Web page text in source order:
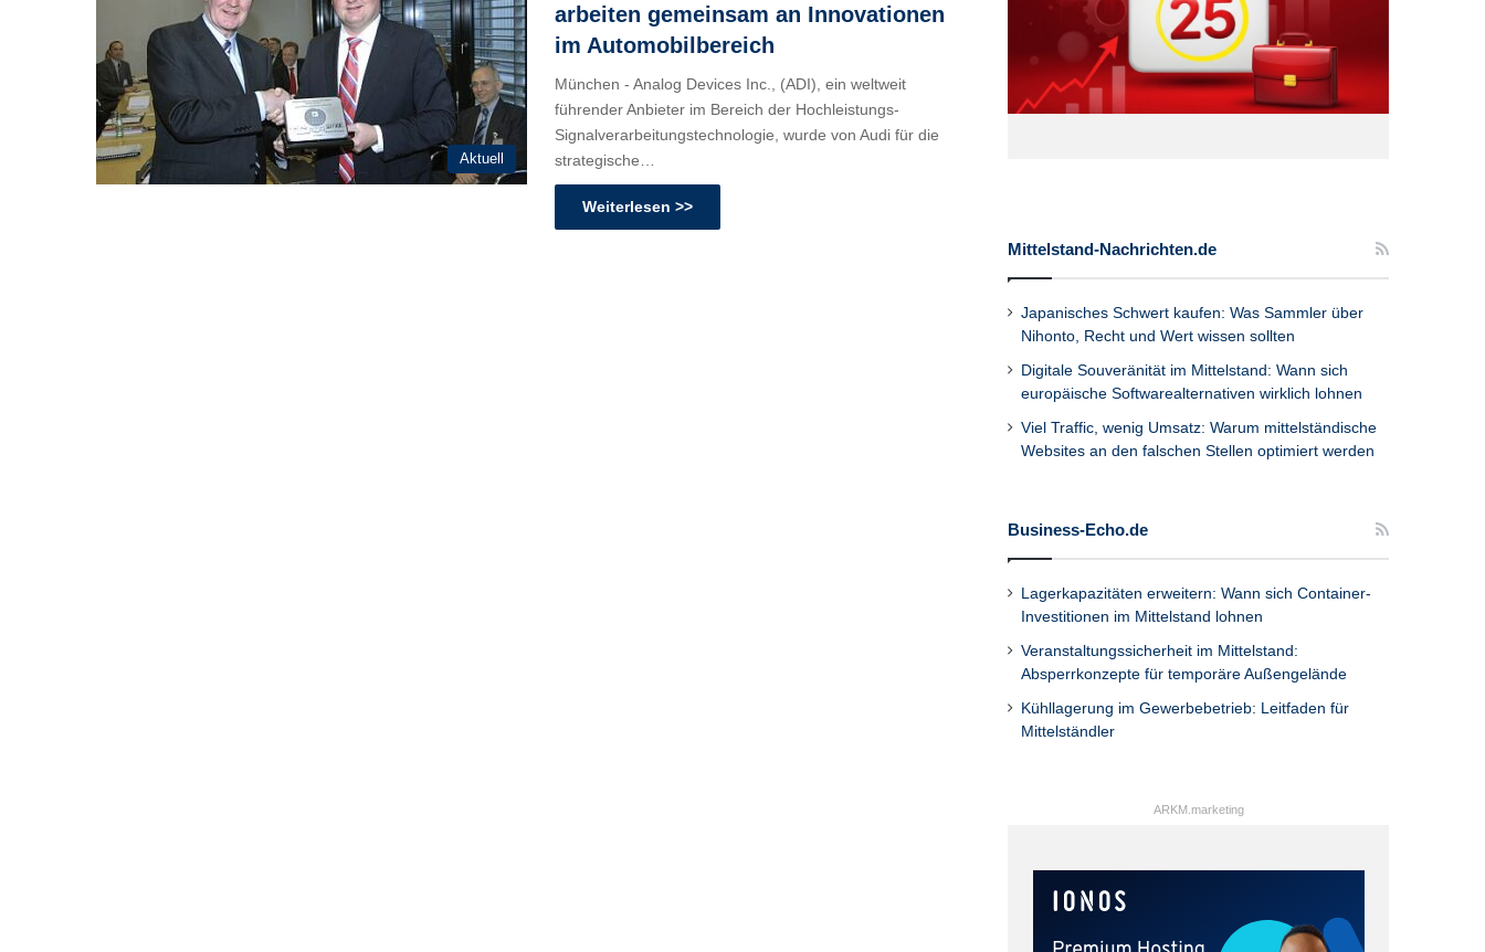
Aktuell
arbeiten gemeinsam an Innovationen
im Automobilbereich
München - Analog Devices Inc., (ADI), ein weltweit
führender Anbieter im Bereich der Hochleistungs-
Signalverarbeitungstechnologie, wurde von Audi für die
strategische…
Weiterlesen >>
Mittelstand-Nachrichten.de
Japanisches Schwert kaufen: Was Sammler über
Nihonto, Recht und Wert wissen sollten
Digitale Souveränität im Mittelstand: Wann sich
europäische Softwarealternativen wirklich lohnen
Viel Traffic, wenig Umsatz: Warum mittelständische
Websites an den falschen Stellen optimiert werden
Business-Echo.de
Lagerkapazitäten erweitern: Wann sich Container-
Investitionen im Mittelstand lohnen
Veranstaltungssicherheit im Mittelstand:
Absperrkonzepte für temporäre Außengelände
Kühllagerung im Gewerbebetrieb: Leitfaden für
Mittelständler
ARKM.marketing